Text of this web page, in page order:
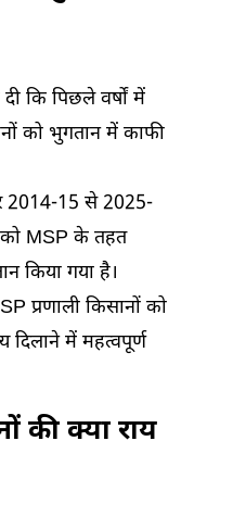
कि पिछले वर्षों में
को भुगतान में काफी
2014-15 से 2025-
को MSP के तहत
किया गया है।
प्रणाली किसानों को
में महत्वपूर्ण
की क्या राय